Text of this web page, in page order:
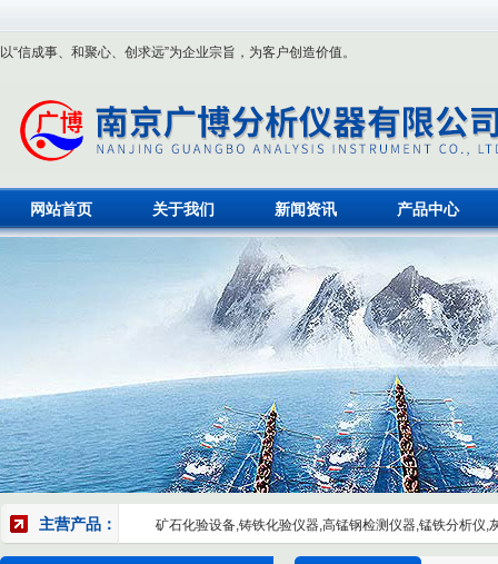
以“信成事、和聚心、创求远”为企业宗旨，为客户创造价值。
网站首页 关于我们 新闻资讯 产品中心
主营产品： 矿石化验设备,铸铁化验仪器,高锰钢检测仪器,锰铁分析仪,